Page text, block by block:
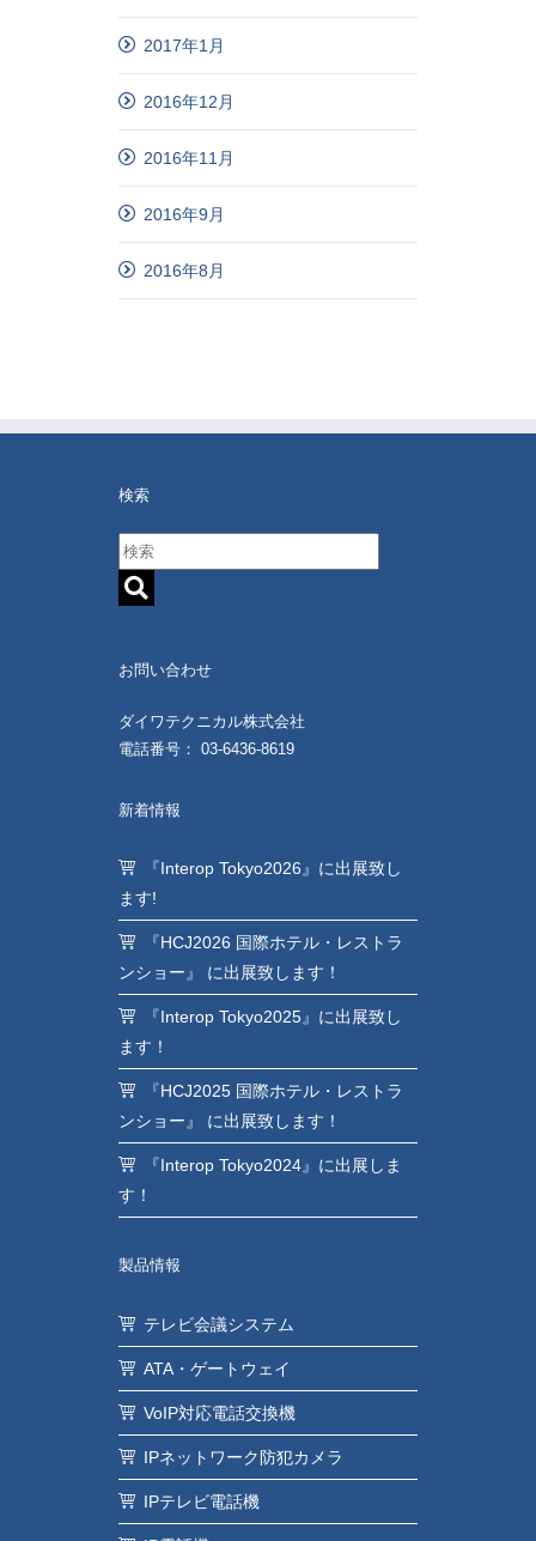
2017年1月
2016年12月
2016年11月
2016年9月
2016年8月
検索
お問い合わせ
ダイワテクニカル株式会社
電話番号： 03-6436-8619
新着情報
『Interop Tokyo2026』に出展致し
ます!
『HCJ2026 国際ホテル・レストラ
ンショー』 に出展致します！
『Interop Tokyo2025』に出展致し
ます！
『HCJ2025 国際ホテル・レストラ
ンショー』 に出展致します！
『Interop Tokyo2024』に出展しま
す！
製品情報
テレビ会議システム
ATA・ゲートウェイ
VoIP対応電話交換機
IPネットワーク防犯カメラ
IPテレビ電話機